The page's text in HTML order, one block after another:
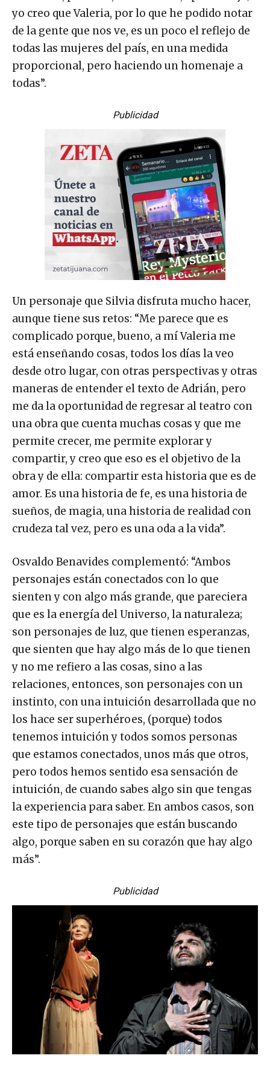
yo creo que Valeria, por lo que he podido notar
de la gente que nos ve, es un poco el reflejo de
todas las mujeres del país, en una medida
proporcional, pero haciendo un homenaje a
todas”.
Publicidad
Un personaje que Silvia disfruta mucho hacer,
aunque tiene sus retos: “Me parece que es
complicado porque, bueno, a mí Valeria me
está enseñando cosas, todos los días la veo
desde otro lugar, con otras perspectivas y otras
maneras de entender el texto de Adrián, pero
me da la oportunidad de regresar al teatro con
una obra que cuenta muchas cosas y que me
permite crecer, me permite explorar y
compartir, y creo que eso es el objetivo de la
obra y de ella: compartir esta historia que es de
amor. Es una historia de fe, es una historia de
sueños, de magia, una historia de realidad con
crudeza tal vez, pero es una oda a la vida”.
Osvaldo Benavides complementó: “Ambos
personajes están conectados con lo que
sienten y con algo más grande, que pareciera
que es la energía del Universo, la naturaleza;
son personajes de luz, que tienen esperanzas,
que sienten que hay algo más de lo que tienen
y no me refiero a las cosas, sino a las
relaciones, entonces, son personajes con un
instinto, con una intuición desarrollada que no
los hace ser superhéroes, (porque) todos
tenemos intuición y todos somos personas
que estamos conectados, unos más que otros,
pero todos hemos sentido esa sensación de
intuición, de cuando sabes algo sin que tengas
la experiencia para saber. En ambos casos, son
este tipo de personajes que están buscando
algo, porque saben en su corazón que hay algo
más”.
Publicidad